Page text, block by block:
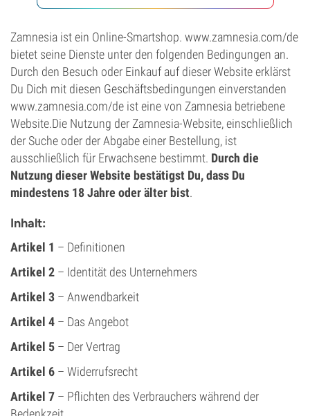
Zamnesia ist ein Online-Smartshop. www.zamnesia.com/de
bietet seine Dienste unter den folgenden Bedingungen an.
Durch den Besuch oder Einkauf auf dieser Website erklärst
Du Dich mit diesen Geschäftsbedingungen einverstanden
www.zamnesia.com/de ist eine von Zamnesia betriebene
Website.Die Nutzung der Zamnesia-Website, einschließlich
der Suche oder der Abgabe einer Bestellung, ist
ausschließlich für Erwachsene bestimmt. Durch die
Nutzung dieser Website bestätigst Du, dass Du
mindestens 18 Jahre oder älter bist.
Inhalt:
Artikel 1 – Definitionen
Artikel 2 – Identität des Unternehmers
Artikel 3 – Anwendbarkeit
Artikel 4 – Das Angebot
Artikel 5 – Der Vertrag
Artikel 6 – Widerrufsrecht
Artikel 7 – Pflichten des Verbrauchers während der